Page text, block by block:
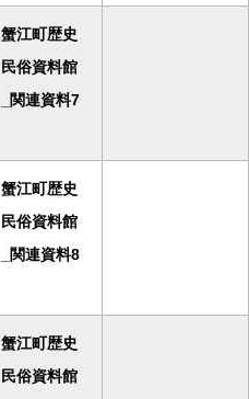
蟹江町歴史
民俗資料館
_関連資料7
蟹江町歴史
民俗資料館
_関連資料8
蟹江町歴史
民俗資料館